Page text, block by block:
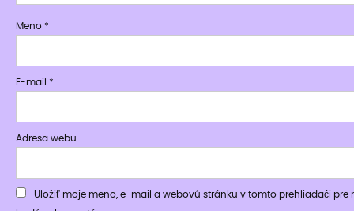
Meno *
E-mail *
Adresa webu
Uložiť moje meno, e-mail a webovú stránku v tomto prehliadači pre